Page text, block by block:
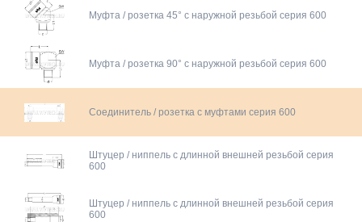
Муфта / розетка 45° с наружной резьбой серия 600
Муфта / розетка 90° с наружной резьбой серия 600
Соединитель / розетка с муфтами серия 600
Штуцер / ниппель c длинной внешней резьбой серия
600
Штуцер / ниппель c длинной внешней резьбой серия
600